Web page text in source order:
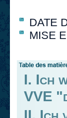
DATE
MISE
I. Ich
VVE